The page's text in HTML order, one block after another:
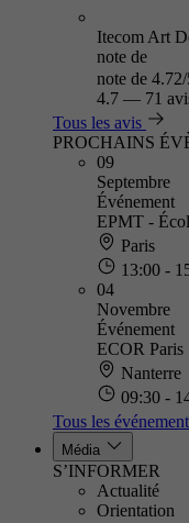
Itecom Art
note de
note de
4.7 — 71
Tous les avis
PROCHAINS
09
Septembre
Événement
EPMT -
Paris
13:00 -
04
Novembre
Événement
ECOR Paris
Nanterre
09:30 -
Tous les
Média
S’INFORMER
Actualité
Orientation